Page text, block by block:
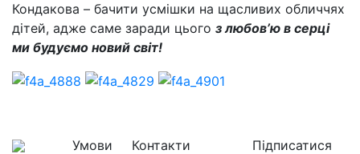
Кондакова – бачити усмішки на щасливих обличчях
дітей, адже саме заради цього з любов’ю в серці
ми будуємо новий світ!
Умови
Контакти
Підписатися